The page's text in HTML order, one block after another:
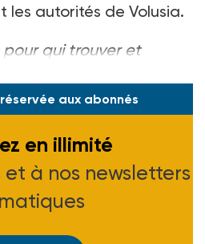
les autorités de Volusia.
qui trouver et
aux abonnés
en illimité
à nos newsletters